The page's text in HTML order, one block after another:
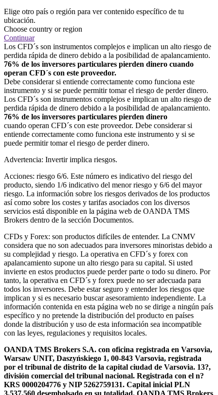
Elige otro país o región para ver contenido específico de tu
ubicación.
Choose country or region
Continuar
Los CFD´s son instrumentos complejos e implican un alto riesgo de
perdida rápida de dinero debido a la posibilidad de apalancamiento.
76% de los inversores particulares pierden dinero cuando
operan CFD´s con este proveedor.
Debe considerar si entiende correctamente como funciona este
instrumento y si se puede permitir tomar el riesgo de perder dinero.
Los CFD´s son instrumentos complejos e implican un alto riesgo de
perdida rápida de dinero debido a la posibilidad de apalancamiento.
76% de los inversores particulares pierden dinero
cuando operan CFD´s con este proveedor. Debe considerar si
entiende correctamente como funciona este instrumento y si se
puede permitir tomar el riesgo de perder dinero.
Advertencia: Invertir implica riesgos.
Acciones: riesgo 6/6. Este número es indicativo del riesgo del
producto, siendo 1/6 indicativo del menor riesgo y 6/6 del mayor
riesgo. La información sobre los riesgos derivados de los productos
así como sobre los costes y tarifas asociados con los diversos
servicios está disponible en la página web de OANDA TMS
Brokers dentro de la sección Documentos.
CFDs y Forex: son productos difíciles de entender. La CNMV
considera que no son adecuados para inversores minoristas debido a
su complejidad y riesgo. La operativa en CFD´s y forex con
apalancamiento supone un alto riesgo para su capital. Si usted
invierte en estos productos puede perder parte o todo su dinero. Por
tanto, la operativa en CFD´s y forex puede no ser adecuada para
todos los inversores. Debe estar seguro y entender los riesgos que
implican y si es necesario buscar asesoramiento independiente. La
información contenida en esta página web no se dirige a ningún país
específico y no pretende la distribución del producto en países
donde la distribución y uso de esta información sea incompatible
con las leyes, regulaciones y requisitos locales.
OANDA TMS Brokers S.A. con oficina registrada en Varsovia,
Warsaw UNIT, Daszyńskiego 1, 00-843 Varsovia, registrada
por el tribunal de distrito de la capital ciudad de Varsovia. 13?,
división comercial del tribunal nacional. Registrada con el n?
KRS 0000204776 y NIP 5262759131. Capital inicial PLN